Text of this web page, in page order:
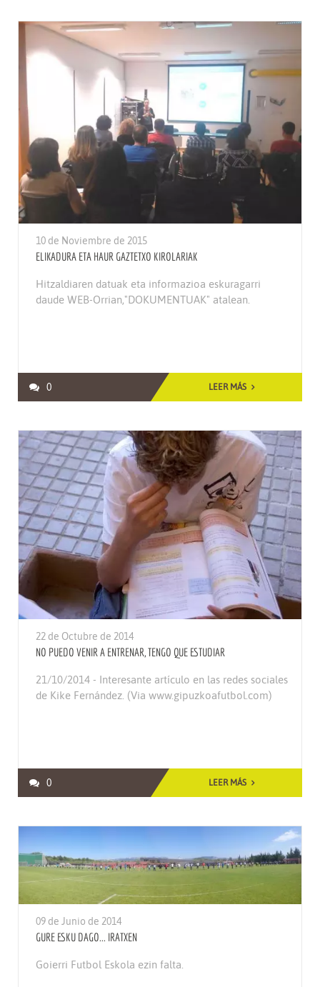
10 de Noviembre de 2015
ELIKADURA ETA HAUR GAZTETXO KIROLARIAK
Hitzaldiaren datuak eta informazioa eskuragarri
daude WEB-Orrian,"DOKUMENTUAK" atalean.
0 LEER MÁS
22 de Octubre de 2014
NO PUEDO VENIR A ENTRENAR, TENGO QUE ESTUDIAR
21/10/2014 - Interesante artículo en las redes sociales
de Kike Fernández. (Via www.gipuzkoafutbol.com)
0 LEER MÁS
09 de Junio de 2014
GURE ESKU DAGO... IRATXEN
Goierri Futbol Eskola ezin falta.